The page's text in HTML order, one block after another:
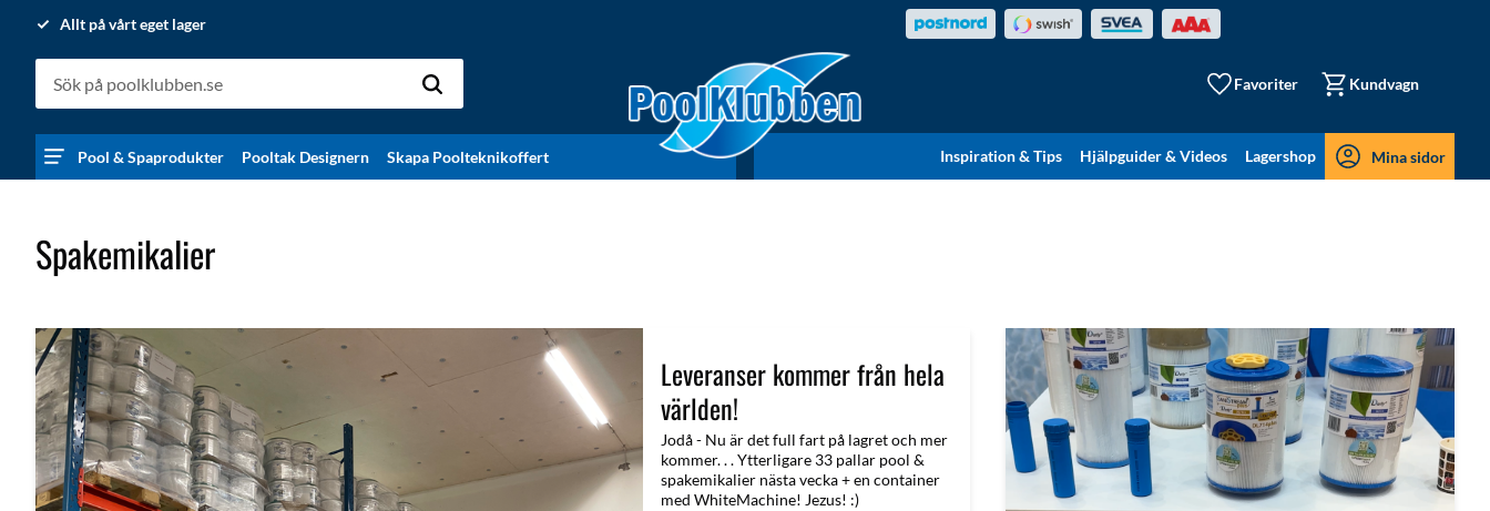
Allt på vårt eget lager
Favoriter Kundvagn
Pool & Spaprodukter Pooltak Designern Skapa Poolteknikoffert Inspiration & Tips Hjälpguider & Videos Lagershop Mina sidor
Spakemikalier
Leveranser kommer från hela
världen!
Jodå - Nu är det full fart på lagret och mer
kommer. . . Ytterligare 33 pallar pool &
spakemikalier nästa vecka + en container
med WhiteMachine! Jezus! :)